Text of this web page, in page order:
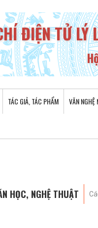
ĐIỆN TỬ LÝ
TÁC GIẢ, TÁC PHẨM VĂN NGHỆ
HỌC, NGHỆ THUẬT